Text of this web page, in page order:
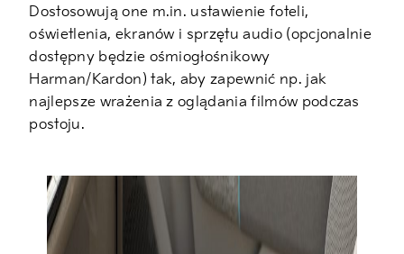
Dostosowują one m.in. ustawienie foteli,
oświetlenia, ekranów i sprzętu audio (opcjonalnie
dostępny będzie ośmiogłośnikowy
Harman/Kardon) tak, aby zapewnić np. jak
najlepsze wrażenia z oglądania filmów podczas
postoju.